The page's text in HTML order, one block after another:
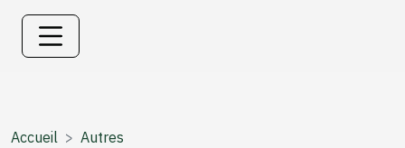
Accueil
Autres